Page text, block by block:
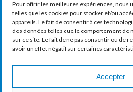
Pour offrir les meilleures expériences, nous
telles que les cookies pour stocker et/ou
appareils. Le fait de consentir à ces
des données telles que le comportement de
sur ce site. Le fait de ne pas consentir ou de
avoir un effet négatif sur certaines
Accepter
LA CHAMBRE DE
DE VAUDREUIL-SOULANGES
11, boul. de la Cité-des-Jeunes,